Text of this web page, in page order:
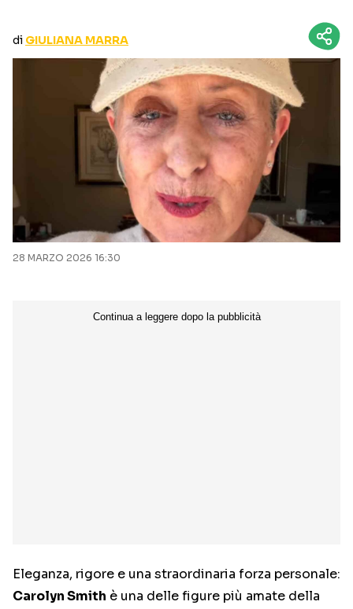
di GIULIANA MARRA
28 MARZO 2026 16:30
Eleganza, rigore e una straordinaria forza personale:
Carolyn Smith è una delle figure più amate della